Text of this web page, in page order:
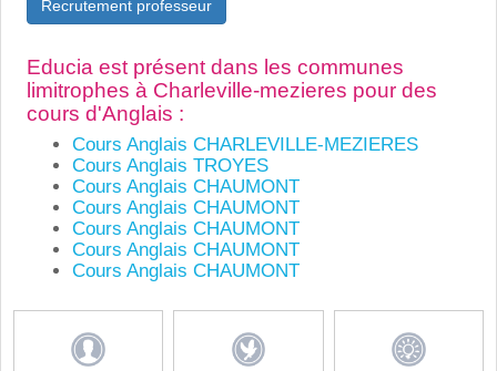
Recrutement professeur
Educia est présent dans les communes
limitrophes à Charleville-mezieres pour des
cours d'Anglais :
Cours Anglais CHARLEVILLE-MEZIERES
Cours Anglais TROYES
Cours Anglais CHAUMONT
Cours Anglais CHAUMONT
Cours Anglais CHAUMONT
Cours Anglais CHAUMONT
Cours Anglais CHAUMONT